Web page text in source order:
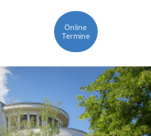
Online
Termine